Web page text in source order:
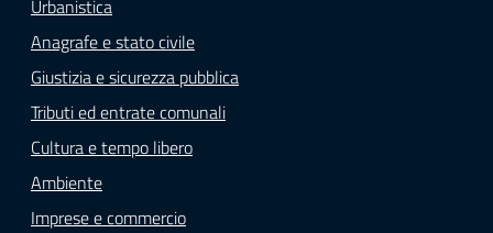
Urbanistica
Anagrafe e stato civile
Giustizia e sicurezza pubblica
Tributi ed entrate comunali
Cultura e tempo libero
Ambiente
Imprese e commercio